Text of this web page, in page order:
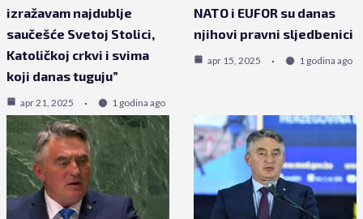
izražavam najdublje
saučešće Svetoj Stolici,
Katoličkoj crkvi i svima
koji danas tuguju”
apr 21, 2025 1 godina ago
NATO i EUFOR su danas
njihovi pravni sljedbenici
apr 15, 2025 1 godina ago